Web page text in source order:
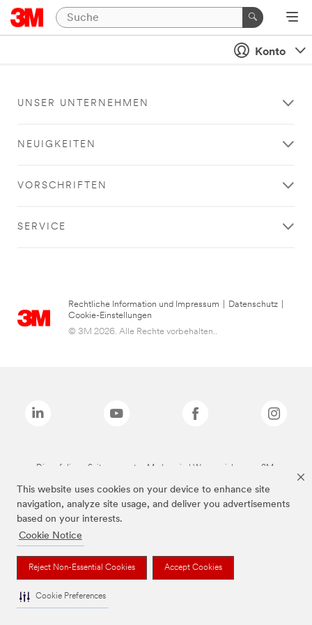
This website uses cookies on your device to enhance site
navigation, analyze site usage, and deliver you advertisements
based on your interests.
Cookie Notice
Reject Non-Essential Cookies Accept Cookies
Cookie Preferences
Konto
UNSER UNTERNEHMEN
NEUIGKEITEN
VORSCHRIFTEN
SERVICE
Rechtliche Information und Impressum Datenschutz
Cookie-Einstellungen
© 3M 2026. Alle Rechte vorbehalten..
Die auf dieser Seite genannten Marken sind Warenzeichen von 3M.